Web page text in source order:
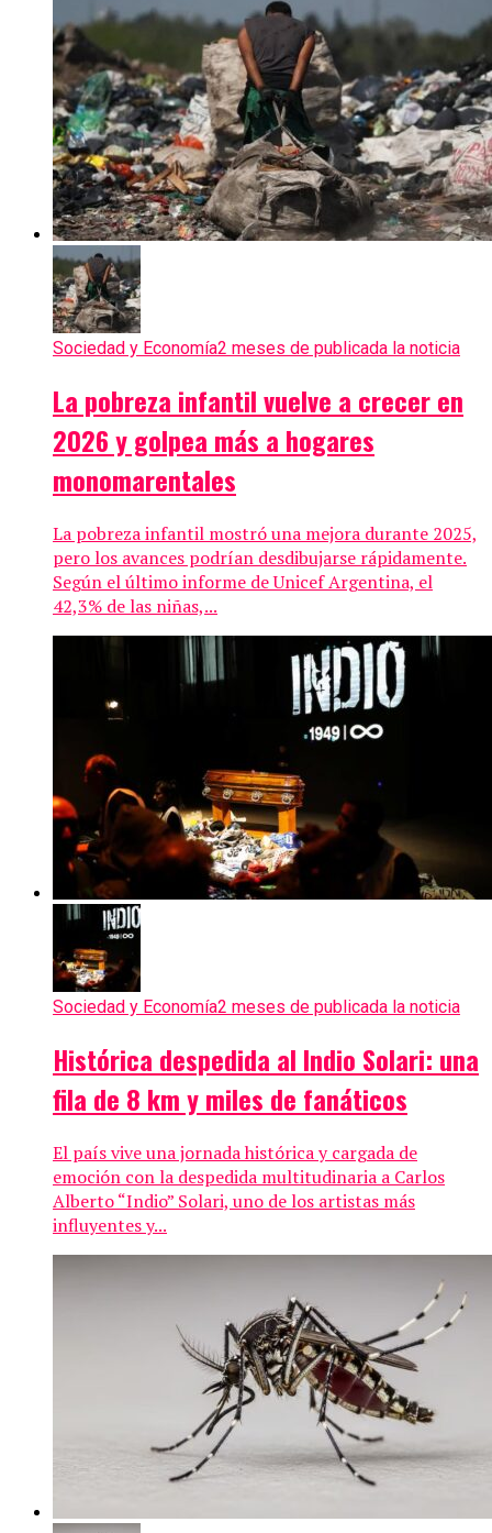
Sociedad y Economía2 meses de publicada la noticia
La pobreza infantil vuelve a crecer en
2026 y golpea más a hogares
monomarentales
La pobreza infantil mostró una mejora durante 2025,
pero los avances podrían desdibujarse rápidamente.
Según el último informe de Unicef Argentina, el
42,3% de las niñas,...
Sociedad y Economía2 meses de publicada la noticia
Histórica despedida al Indio Solari: una
fila de 8 km y miles de fanáticos
El país vive una jornada histórica y cargada de
emoción con la despedida multitudinaria a Carlos
Alberto “Indio” Solari, uno de los artistas más
influyentes y...